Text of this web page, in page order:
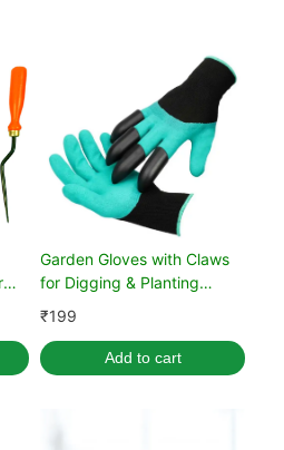
Garden Gloves with Claws
for Digging & Planting
(Unisex, Green)
₹199
Add to cart